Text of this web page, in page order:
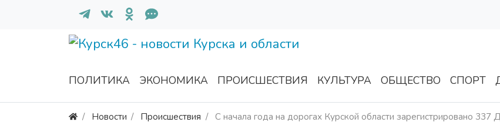
ПОЛИТИКА ЭКОНОМИКА ПРОИСШЕСТВИЯ КУЛЬТУРА ОБЩЕСТВО СПОРТ
Новости Происшествия С начала года на дорогах Курской области зарегистрировано 337